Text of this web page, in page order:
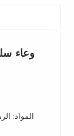
وعاء
المواد: